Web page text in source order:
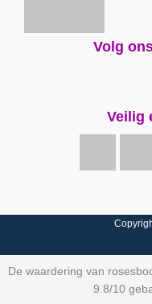
Volg
Veilig
De waardering van
9.8/10